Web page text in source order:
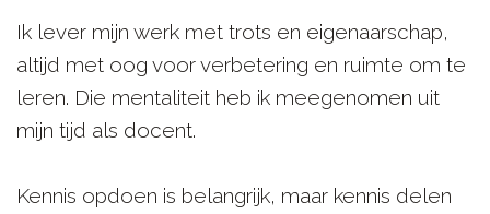
Ik lever mijn werk met trots en eigenaarschap,
altijd met oog voor verbetering en ruimte om te
leren. Die mentaliteit heb ik meegenomen uit
mijn tijd als docent.
Kennis opdoen is belangrijk, maar kennis delen